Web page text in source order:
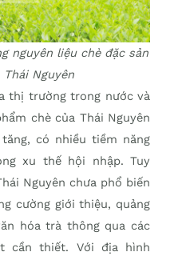
nguyên liệu chè đặc sản
Nguyên
thị trường trong nước và
chè của Thái Nguyên
có nhiều tiềm năng
xu thế hội nhập. Tuy
Nguyên chưa phổ biến
cường giới thiệu, quảng
hóa trà thông qua các
cần thiết. Với địa hình